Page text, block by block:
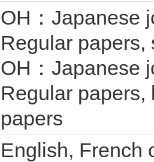
OH：Japanese
Regular papers,
OH：Japanese
Regular papers,
papers
English, French